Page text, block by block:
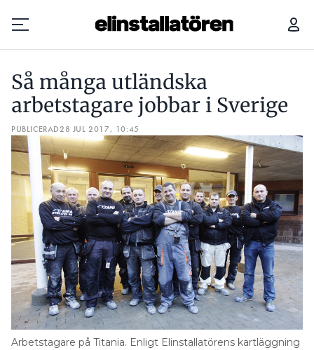
Prenumerera
Hantera prenumeration
Lediga jobb
Annonsera
Läs E-tidningen
Om tidningen
Kontakt
Personuppgifter
Search for:
Så många utländska
arbetstagare jobbar i Sverige
PUBLICERAD28 JUL 2017, 10:45
Arbetstagare på Titania. Enligt Elinstallatörens kartläggning